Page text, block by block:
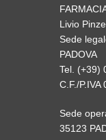
Livio
Sede
PADOVA
Tel. (+39)
C.F./P.IVA
Sede
35123